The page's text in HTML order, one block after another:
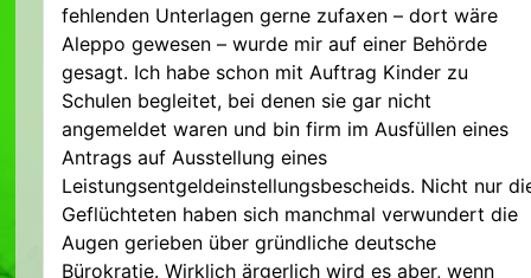
fehlenden Unterlagen gerne zufaxen – dort wäre
Aleppo gewesen – wurde mir auf einer Behörde
gesagt. Ich habe schon mit Auftrag Kinder zu
Schulen begleitet, bei denen sie gar nicht
angemeldet waren und bin firm im Ausfüllen eines
Antrags auf Ausstellung eines
Leistungsentgeldeinstellungsbescheids. Nicht nur
Geflüchteten haben sich manchmal verwundert die
Augen gerieben über gründliche deutsche
Bürokratie. Wirklich ärgerlich wird es aber, wenn